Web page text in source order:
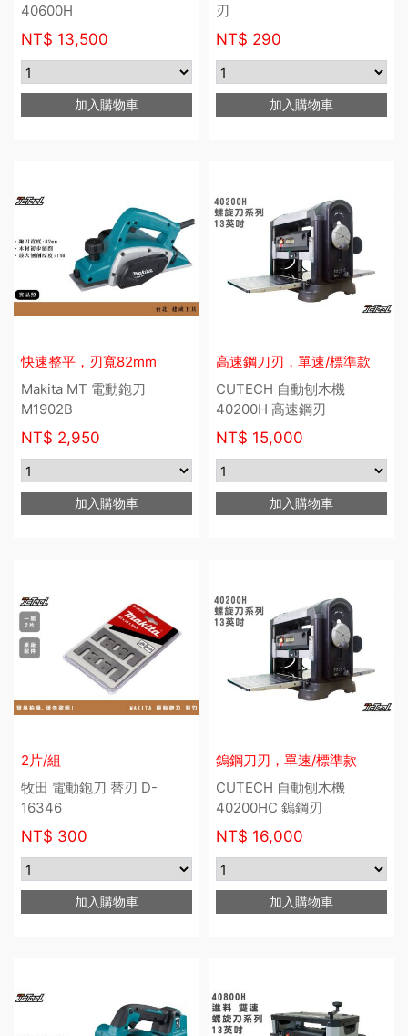
40600H
NT$ 13,500
加入購物車
刃
NT$ 290
加入購物車
快速整平，刃寬82mm
Makita MT 電動鉋刀
M1902B
NT$ 2,950
加入購物車
高速鋼刀刃，單速/標準款
CUTECH 自動刨木機
40200H 高速鋼刃
NT$ 15,000
加入購物車
2片/組
牧田 電動鉋刀 替刃 D-
16346
NT$ 300
加入購物車
鎢鋼刀刃，單速/標準款
CUTECH 自動刨木機
40200HC 鎢鋼刃
NT$ 16,000
加入購物車